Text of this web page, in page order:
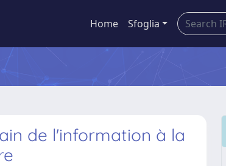
Home Sfoglia
de l'information à la